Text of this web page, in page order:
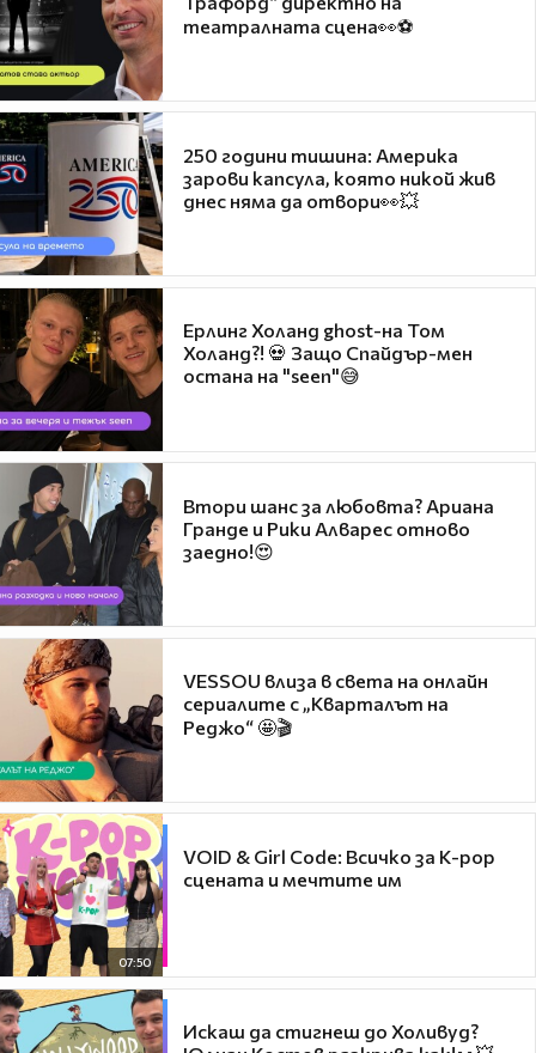
театралната сцена👀⚽
250 години тишина: Америка
зарови капсула, която никой жив
днес няма да отвори👀💥
Ерлинг Холанд ghost-на Том
Холанд?! 💀 Защо Спайдър-мен
остана на "seen"😅
Втори шанс за любовта? Ариана
Гранде и Рики Алварес отново
заедно!😍
VESSOU влиза в света на онлайн
сериалите с „Кварталът на
Реджо“ 🤩🎬
07:50
VOID & Girl Code: Всичко за K-pop
сцената и мечтите им
Искаш да стигнеш до Холивуд?